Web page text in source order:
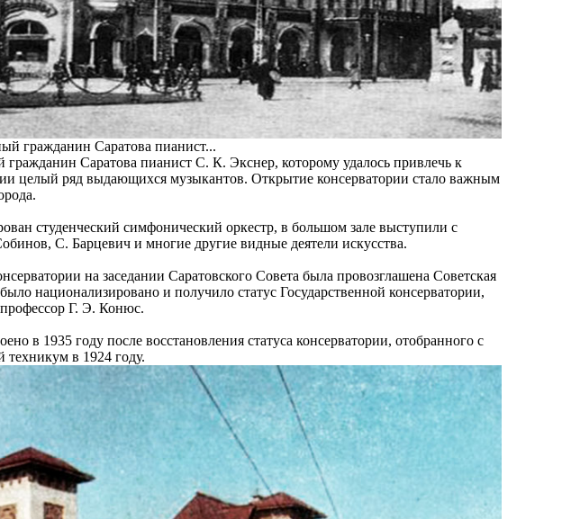
Саратова пианист С. К. Экснер, которому удалось привлечь к
целый ряд выдающихся музыкантов. Открытие консерватории стало важным
студенческий симфонический оркестр, в большом зале выступили с
С. Барцевич и многие другие видные деятели искусства.
на заседании Саратовского Совета была провозглашена Советская
национализировано и получило статус Государственной консерватории,
Г. Э. Конюс.
в 1935 году после восстановления статуса консерватории, отобранного с
техникум в 1924 году.